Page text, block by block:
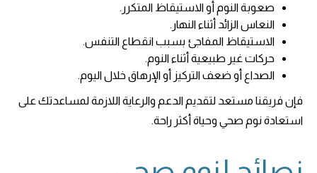
صعوبة النوم أو الاستيقاظ المتكرر.
النعاس الزائد أثناء النهار.
الاستيقاظ المفاجئ بسبب انقطاع التنفس.
حركات غير طبيعية أثناء النوم.
الصداع أو ضعف التركيز أو الإرهاق خلال اليوم.
فإن فريقنا مستعد لتقديم الدعم والرعاية اللازمة لمساعدتك على
استعادة نوم صحي وحياة أكثر راحة.